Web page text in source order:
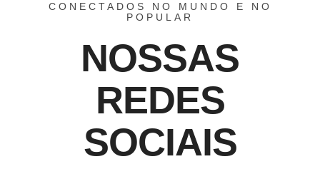
CONECTADOS NO MUNDO E NO
POPULAR
NOSSAS
REDES
SOCIAIS